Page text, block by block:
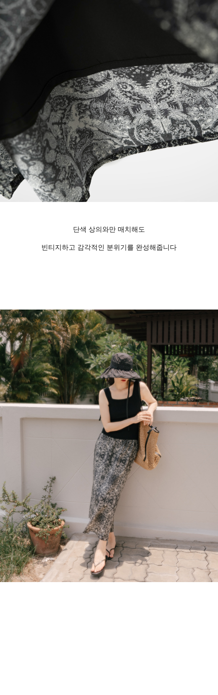
단색 상의와만 매치해도
빈티지하고 감각적인 분위기를 완성해줍니다